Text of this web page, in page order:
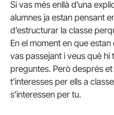
Si vas més enllà d’una
alumnes ja estan pensant
d’estructurar la classe
En el moment en que
vas passejant i veus què hi
preguntes. Però després
t’interesses per ells a
s’interessen per tu.